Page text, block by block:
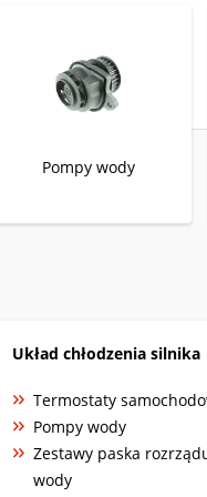
Pompy wody
Układ chłodzenia silnika
Termostaty
Pompy wody
Zestawy paska
wody